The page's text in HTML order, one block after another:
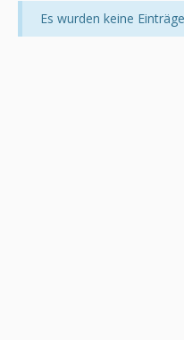
Es wurden keine